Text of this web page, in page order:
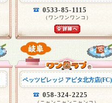
0533-85-1115
（ワンワンワンコ）
ペッツビレッジ アピタ北方店(FC)
058-324-2225